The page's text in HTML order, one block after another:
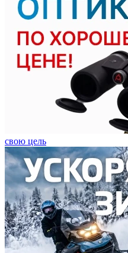
свою цель